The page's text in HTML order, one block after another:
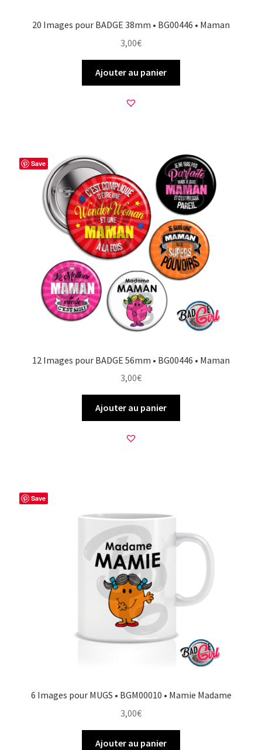
20 Images pour BADGE 38mm • BG00446 • Maman
3,00€
Ajouter au panier
Save
12 Images pour BADGE 56mm • BG00446 • Maman
3,00€
Ajouter au panier
Save
6 Images pour MUGS • BGM00010 • Mamie Madame
3,00€
Ajouter au panier